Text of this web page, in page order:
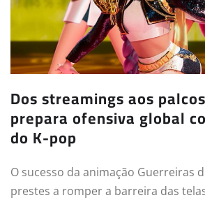
Dos streamings aos
prepara ofensiva global
do K-pop
O sucesso da animação Guerreiras
prestes a romper a barreira das